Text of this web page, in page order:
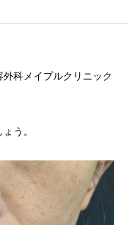
on line35
科メイプルクリニック
う。